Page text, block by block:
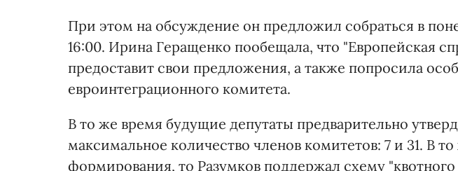
При этом на обсуждение он предложил собраться в
16:00. Ирина Геращенко пообещала, что "Европейская
предоставит свои предложения, а также попросила
евроинтеграционного комитета.
В то же время будущие депутаты предварительно
максимальное количество членов комитетов: 7 и 31. В
формирования, то Разумков поддержал схему